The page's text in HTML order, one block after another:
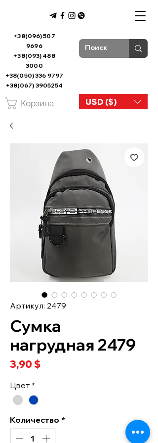
+38(096) 507
9696
+38(093) 488
3000
+38(050) 336 9797
+38(067) 3905254
USD ($)
Корзина
Артикул: 2479
Сумка
нагрудная 2479
3,90 $Цена
Цвет *
Количество *